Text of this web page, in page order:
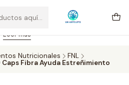
las 14 hrs. Envío GRATIS mismo
por compras desde CLP 39.900.
y domingos hasta 14 hrs.
Leer más
Nutricionales
FNL
Caps Fibra Ayuda Estreñimiento